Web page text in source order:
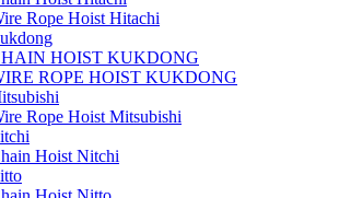
Rope Hoist Hitachi
HOIST KUKDONG
ROPE HOIST KUKDONG
Rope Hoist Mitsubishi
Hoist Nitchi